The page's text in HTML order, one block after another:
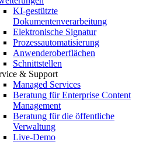
KI-gestützte
Dokumentenverarbeitung
Elektronische Signatur
Prozessautomatisierung
Anwenderoberflächen
Schnittstellen
& Support
Managed Services
Beratung für Enterprise Content
Management
Beratung für die öffentliche
Verwaltung
Live-Demo